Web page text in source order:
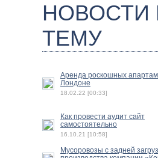
ТЕМУ
Аренда роскошных
Лондоне
18.02.22 [00:33]
Как провести аудит сайт
самостоятельно
16.10.21 [10:58]
Мусоровозы с задней